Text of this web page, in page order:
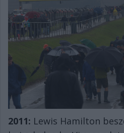
2011: Lewis Hamilton